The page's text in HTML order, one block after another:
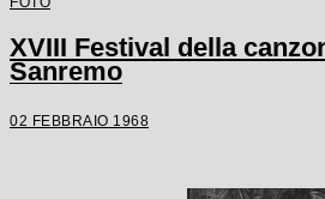
XVIII Festival della
Sanremo
02 FEBBRAIO 1968